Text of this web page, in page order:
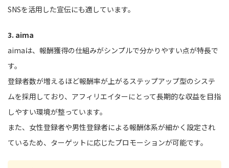
SNSを活用した宣伝にも適しています。
3. aima
aimaは、報酬獲得の仕組みがシンプルで分かりやすい点が特長で
す。
登録者数が増えるほど報酬率が上がるステップアップ型のシステ
ムを採用しており、アフィリエイターにとって長期的な収益を目指
しやすい環境が整っています。
また、女性登録者や男性登録者による報酬体系が細かく設定され
ているため、ターゲットに応じたプロモーションが可能です。